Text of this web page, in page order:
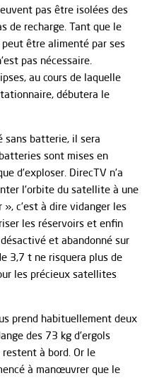
pas être isolées des
de recharge. Tant que le
être alimenté par ses
pas nécessaire.
au cours de laquelle
débutera le
sans batterie, il sera
sont mises en
d’exploser. DirecTV n’a
l’orbite du satellite à une
c’est à dire vidanger les
les réservoirs et enfin
et abandonné sur
3,7 t ne risquera plus de
les précieux satellites
prend habituellement deux
des 73 kg d’ergols
à bord. Or le
à manœuvrer que le